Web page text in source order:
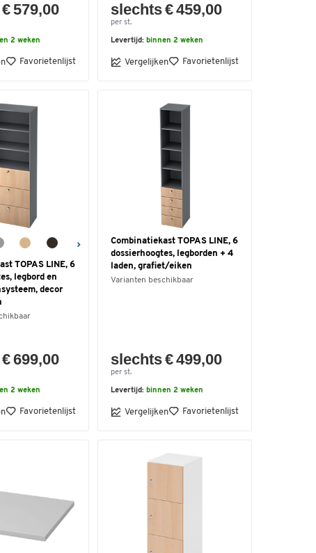
579,00
2 weken
Favorietenlijst
slechts € 459,00
per st.
Levertijd: binnen 2 weken
Vergelijken Favorietenlijst
TOPAS LINE, 6
legbord en
decor
699,00
2 weken
Favorietenlijst
Combinatiekast TOPAS LINE, 6
dossierhoogtes, legborden + 4
laden, grafiet/eiken
Varianten beschikbaar
slechts € 499,00
per st.
Levertijd: binnen 2 weken
Vergelijken Favorietenlijst